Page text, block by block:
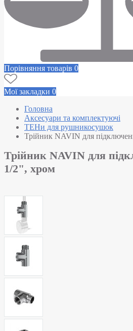
Порівняння товарів 0
Мої закладки 0
Головна
Аксесуари та комплектуючі
ТЕНи для рушникосушок
Трійник NAVIN для
Трійник NAVIN для
1/2", хром